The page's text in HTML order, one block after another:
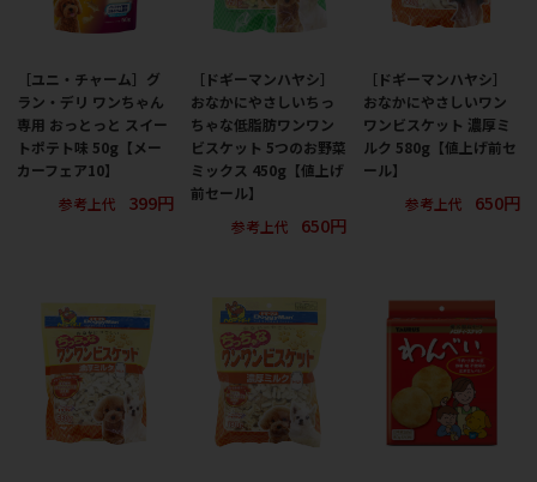
［ユニ・チャーム］グ
ラン・デリ ワンちゃん
専用 おっとっと スイー
トポテト味 50g【メー
カーフェア10】
参考上代
399円
［ドギーマンハヤシ］
おなかにやさしいちっ
ちゃな低脂肪ワンワン
ビスケット 5つのお野菜
ミックス 450g【値上げ
前セール】
参考上代
650円
［ドギーマンハヤシ］
おなかにやさしいワン
ワンビスケット 濃厚ミ
ルク 580g【値上げ前セ
ール】
参考上代
650円